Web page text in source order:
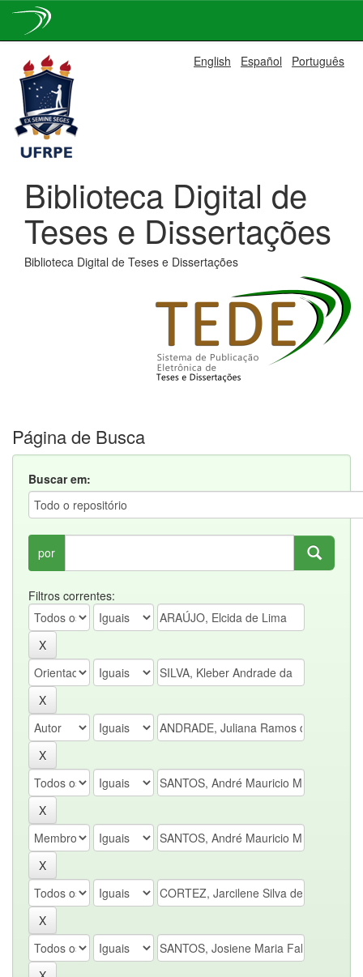
navigation
English Español Português
Biblioteca Digital de
Teses e Dissertações
Biblioteca Digital de Teses e Dissertações
Página de Busca
Buscar em:
por
Filtros correntes: